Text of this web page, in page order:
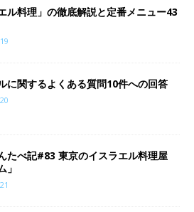
ル料理」の徹底解説と定番メニュー43
に関するよくある質問10件への回答
たべ記#83 東京のイスラエル料理屋
」